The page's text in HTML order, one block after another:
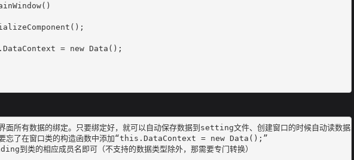
= new Data();
所有数据的绑定。只要绑定好，就可以自动保存数据到setting文件、创建窗口的时候自动读数据。
忘了在窗口类的构造函数中添加“this.DataContext = new Data();”
到类的相应成员名即可（不支持的数据类型除外，那需要专门转换）